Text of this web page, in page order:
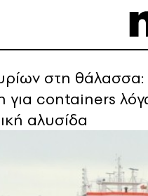
στη θάλασσα:
containers
αλυσίδα